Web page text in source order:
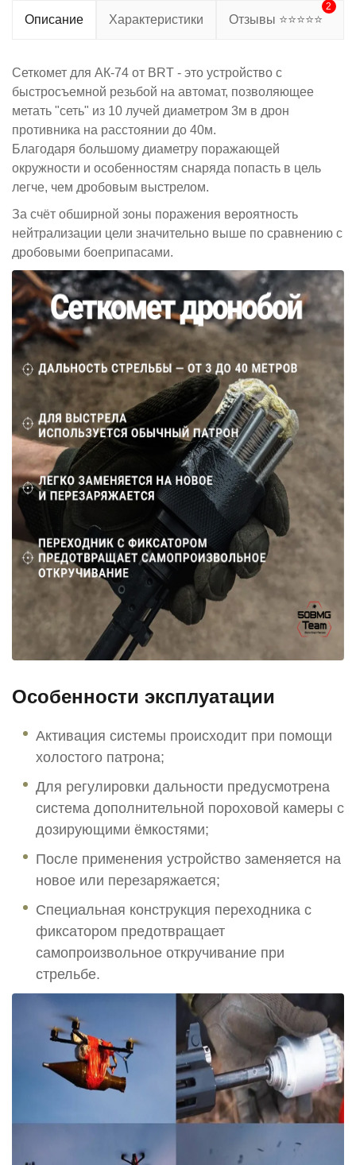
Описание Характеристики Отзывы ⭐⭐⭐⭐⭐
2
Сеткомет для АК-74 от BRT - это устройство с
быстросъемной резьбой на автомат, позволяющее
метать "сеть" из 10 лучей диаметром 3м в дрон
противника на расстоянии до 40м.
Благодаря большому диаметру поражающей
окружности и особенностям снаряда попасть в цель
легче, чем дробовым выстрелом.
За счёт обширной зоны поражения вероятность
нейтрализации цели значительно выше по сравнению с
дробовыми боеприпасами.
Особенности эксплуатации
Активация системы происходит при помощи
холостого патрона;
Для регулировки дальности предусмотрена
система дополнительной пороховой камеры с
дозирующими ёмкостями;
После применения устройство заменяется на
новое или перезаряжается;
Специальная конструкция переходника с
фиксатором предотвращает
самопроизвольное откручивание при
стрельбе.